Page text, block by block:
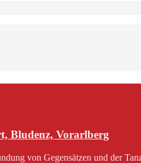
Bludenz, Vorarlberg
von Gegensätzen und der